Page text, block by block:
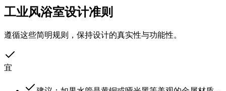
工业风浴室设计准则
遵循这些简明规则，保持设计的真实性与功能性。
宜